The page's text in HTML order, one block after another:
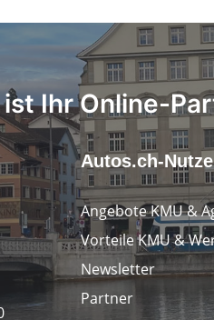
ist Ihr Online-
Autos.ch-
Angebote KMU &
Vorteile KMU &
Newsletter
Partner